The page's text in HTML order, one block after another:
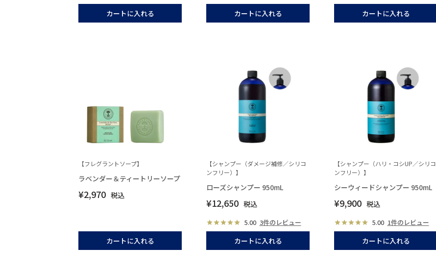
カートに入れる カートに入れる カートに入れる
【フレグラントソープ】
ラベンダー＆ティートリーソープ
¥2,970 税込
カートに入れる
【シャンプー（ダメージ補修／シリコ
ンフリー）】
ローズシャンプー 950mL
¥12,650 税込
5.00 3件のレビュー
カートに入れる
【シャンプー（ハリ・コシUP／シリコ
ンフリー）】
シーウィードシャンプー 950mL
¥9,900 税込
5.00 1件のレビュー
カートに入れる